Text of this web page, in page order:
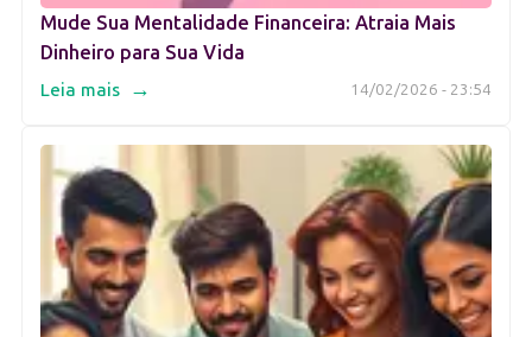
Mude Sua Mentalidade Financeira: Atraia Mais
Dinheiro para Sua Vida
14/02/2026 - 23:54
Leia mais →